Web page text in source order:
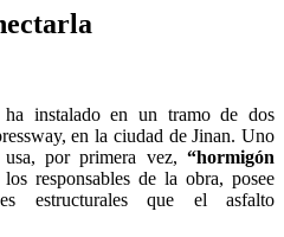
ha instalado en un tramo de dos
en la ciudad de Jinan. Uno
por primera vez, “hormigón
responsables de la obra, posee
estructurales que el asfalto